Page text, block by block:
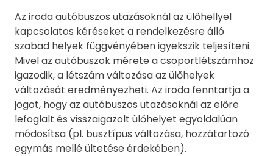
Az iroda autóbuszos utazásoknál az ülőhellyel
kapcsolatos kéréseket a rendelkezésre álló
szabad helyek függvényében igyekszik teljesíteni.
Mivel az autóbuszok mérete a csoportlétszámhoz
igazodik, a létszám változása az ülőhelyek
változását eredményezheti. Az iroda fenntartja a
jogot, hogy az autóbuszos utazásoknál az előre
lefoglalt és visszaigazolt ülőhelyet egyoldalúan
módosítsa (pl. busztípus változása, hozzátartozó
egymás mellé ültetése érdekében).